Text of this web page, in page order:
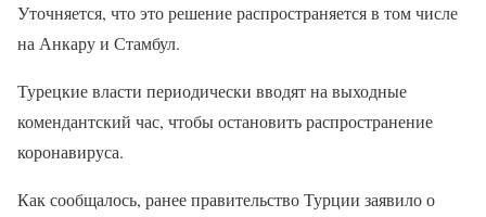
Уточняется, что это решение распространяется в том числе
на Анкару и Стамбул.
Турецкие власти периодически вводят на выходные
комендантский час, чтобы остановить распространение
коронавируса.
Как сообщалось, ранее правительство Турции заявило о